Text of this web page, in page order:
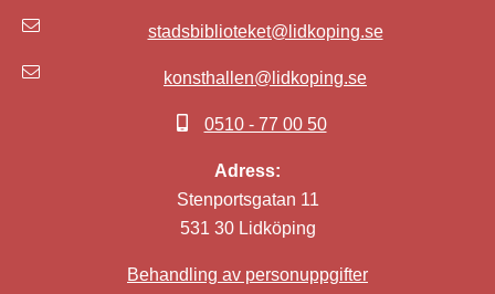
stadsbiblioteket@lidkoping.se
konsthallen@lidkoping.se
0510 - 77 00 50
Adress:
Stenportsgatan 11
531 30 Lidköping
Behandling av personuppgifter